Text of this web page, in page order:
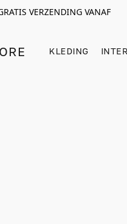
VERZENDING VANAF
KLEDING